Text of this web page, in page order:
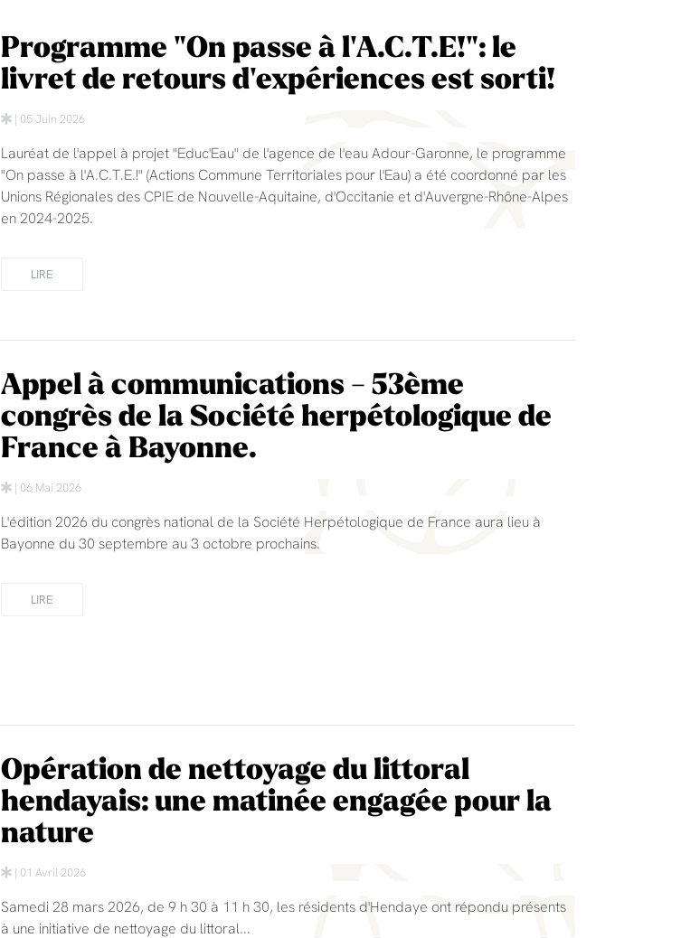
Programme "On passe à l'A.C.T.E!": le
livret de retours d'expériences est sorti!
| 05 Juin 2026
Lauréat de l'appel à projet "Educ'Eau" de l'agence de l'eau Adour-Garonne, le programme
"On passe à l'A.C.T.E.!" (Actions Commune Territoriales pour l'Eau) a été coordonné par les
Unions Régionales des CPIE de Nouvelle-Aquitaine, d'Occitanie et d'Auvergne-Rhône-Alpes
en 2024-2025.
LIRE
Appel à communications - 53ème
congrès de la Société herpétologique de
France à Bayonne.
| 06 Mai 2026
L'édition 2026 du congrès national de la Société Herpétologique de France aura lieu à
Bayonne du 30 septembre au 3 octobre prochains.
LIRE
Opération de nettoyage du littoral
hendayais: une matinée engagée pour la
nature
| 01 Avril 2026
Samedi 28 mars 2026, de 9 h 30 à 11 h 30, les résidents d'Hendaye ont répondu présents
à une initiative de nettoyage du littoral...